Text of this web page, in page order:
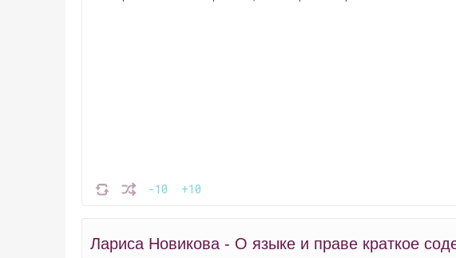
-10 +10
Лариса Новикова - О языке и праве краткое